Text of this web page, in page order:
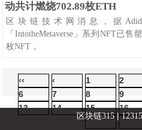
动共计燃烧702.89枚ETH
区块链技术网消息，据
「IntotheMetaverse」系列NFT已
枚NFT，
‹‹
‹ 1 2
6
7 8 9
13
14 15 16
20
区块链315|12315